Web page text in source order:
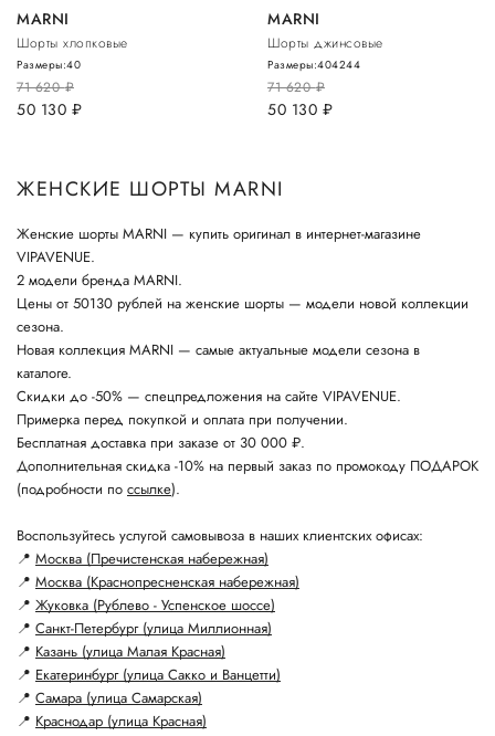
MARNI
Шорты хлопковые
71 620руб.
50 130 руб.
Размеры:40
MARNI
Шорты джинсовые
71 620руб.
50 130 руб.
Размеры:404244
ЖЕНСКИЕ ШОРТЫ MARNI
Женские шорты MARNI — купить оригинал в интернет-магазине
VIPAVENUE.
2 модели бренда MARNI.
Цены от 50130 рублей на женские шорты — модели новой коллекции
сезона.
Новая коллекция MARNI — самые актуальные модели сезона в
каталоге.
Скидки до -50% — спецпредложения на сайте VIPAVENUE.
Примерка перед покупкой и оплата при получении.
Бесплатная доставка при заказе от 30 000 ₽.
Дополнительная скидка -10% на первый заказ по промокоду ПОДАРОК
(подробности по ссылке).
Воспользуйтесь услугой самовывоза в наших клиентских офисах:
📍 Москва (Пречистенская набережная)
📍 Москва (Краснопресненская набережная)
📍 Жуковка (Рублево - Успенское шоссе)
📍 Санкт-Петербург (улица Миллионная)
📍 Казань (улица Малая Красная)
📍 Екатеринбург (улица Сакко и Ванцетти)
📍 Самара (улица Самарская)
📍 Краснодар (улица Красная)